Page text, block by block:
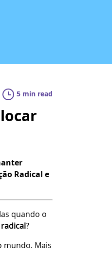
5 min read
Radical e
quando o
?
mundo. Mais